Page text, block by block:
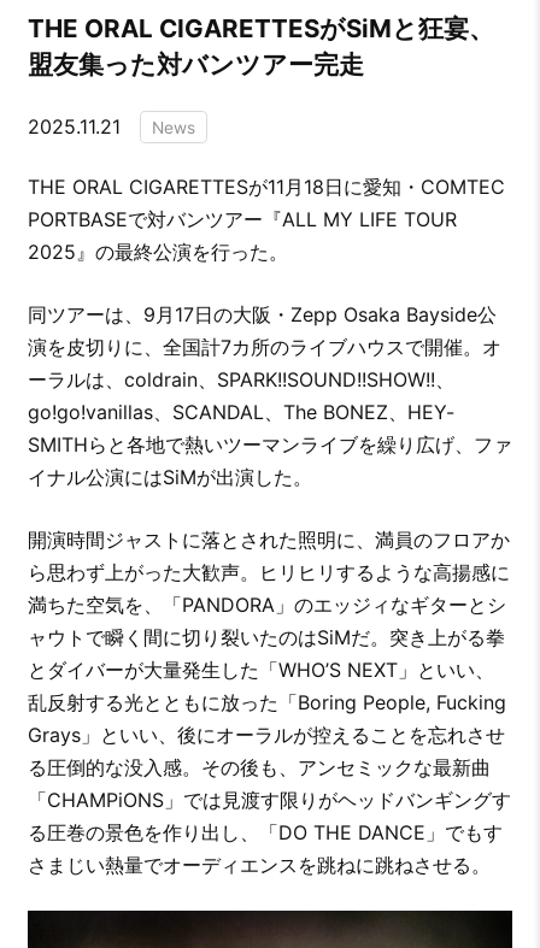
THE ORAL CIGARETTESがSiMと狂宴、
盟友集った対バンツアー完走
2025.11.21 News
THE ORAL CIGARETTESが11月18日に愛知・COMTEC
PORTBASEで対バンツアー『ALL MY LIFE TOUR
2025』の最終公演を行った。
同ツアーは、9月17日の大阪・Zepp Osaka Bayside公
演を皮切りに、全国計7カ所のライブハウスで開催。オ
ーラルは、coldrain、SPARK!!SOUND!!SHOW!!、
go!go!vanillas、SCANDAL、The BONEZ、HEY-
SMITHらと各地で熱いツーマンライブを繰り広げ、ファ
イナル公演にはSiMが出演した。
開演時間ジャストに落とされた照明に、満員のフロアか
ら思わず上がった大歓声。ヒリヒリするような高揚感に
満ちた空気を、「PANDORA」のエッジィなギターとシ
ャウトで瞬く間に切り裂いたのはSiMだ。突き上がる拳
とダイバーが大量発生した「WHO’S NEXT」といい、
乱反射する光とともに放った「Boring People, Fucking
Grays」といい、後にオーラルが控えることを忘れさせ
る圧倒的な没入感。その後も、アンセミックな最新曲
「CHAMPiONS」では見渡す限りがヘッドバンギングす
る圧巻の景色を作り出し、「DO THE DANCE」でもす
さまじい熱量でオーディエンスを跳ねに跳ねさせる。